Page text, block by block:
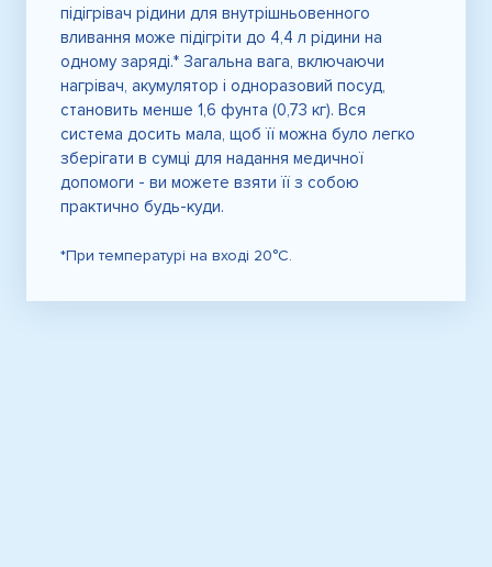
підігрівач рідини для внутрішньовенного
вливання може підігріти до 4,4 л рідини на
одному заряді.* Загальна вага, включаючи
нагрівач, акумулятор і одноразовий посуд,
становить менше 1,6 фунта (0,73 кг). Вся
система досить мала, щоб її можна було легко
зберігати в сумці для надання медичної
допомоги - ви можете взяти її з собою
практично будь-куди.
*При температурі на вході 20°C.